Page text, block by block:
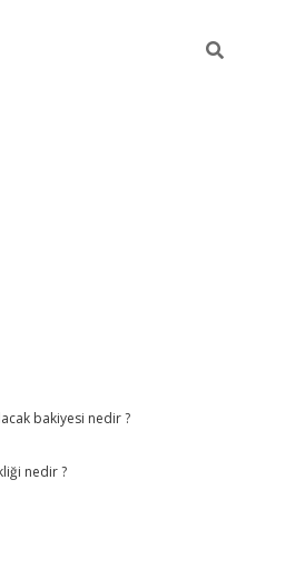
bakiyesi nedir ?
nedir ?